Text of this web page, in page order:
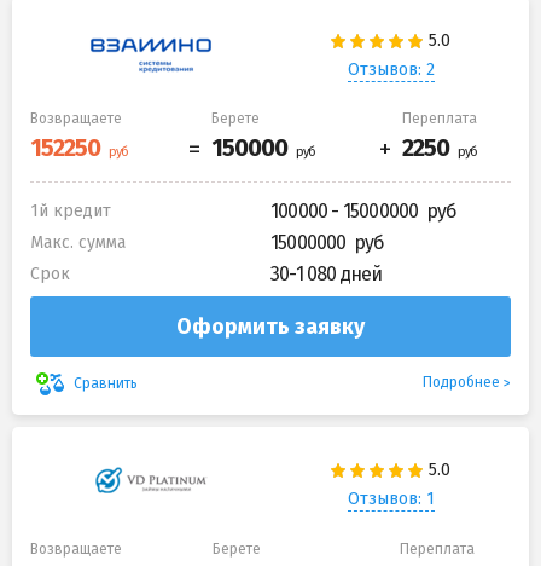
Отзывов: 2
Возвращаете Берете Переплата
1й кредит 100000 - 15000000
Макс. сумма 15000000
Срок 30-1 080 дней
Оформить заявку
Сравнить Подробнее
Отзывов: 1
Возвращаете Берете Переплата